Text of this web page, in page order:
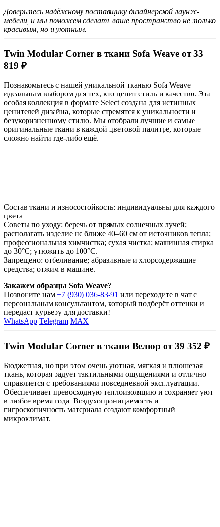
Доверьтесь надёжному поставщику дизайнерской лаунж-
мебели, и мы поможем сделать ваше пространство не только
красивым, но и уютным.
Twin Modular Corner в ткани Sofa Weave от 33
819 ₽
Познакомьтесь с нашей уникальной тканью Sofa Weave —
идеальным выбором для тех, кто ценит стиль и качество. Эта
особая коллекция в формате Select создана для истинных
ценителей дизайна, которые стремятся к уникальности и
безукоризненному стилю. Мы отобрали лучшие и самые
оригинальные ткани в каждой цветовой палитре, которые
сложно найти где-либо ещё.
Состав ткани и износостойкость: индивидуальны для каждого
цвета
Советы по уходу: беречь от прямых солнечных лучей;
располагать изделие не ближе 40–60 см от источников тепла;
профессиональная химчистка; сухая чистка; машинная стирка
до 30°C; утюжить до 100°C.
Запрещено: отбеливание; абразивные и хлорсодержащие
средства; отжим в машине.
Закажем образцы Sofa Weave?
Позвоните нам +7 (930) 036-83-91 или переходите в чат с
персональным консультантом, который подберёт оттенки и
передаст курьеру для доставки!
WhatsApp Telegram MAX
Twin Modular Corner в ткани Велюр от 39 352 ₽
Бюджетная, но при этом очень уютная, мягкая и плюшевая
ткань, которая радует тактильными ощущениями и отлично
справляется с требованиями повседневной эксплуатации.
Обеспечивает превосходную теплоизоляцию и сохраняет уют
в любое время года. Воздухопроницаемость и
гигроскопичность материала создают комфортный
микроклимат.